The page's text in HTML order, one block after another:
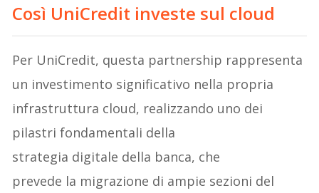
Così UniCredit investe sul cloud
Per UniCredit, questa partnership rappresenta
un investimento significativo nella propria
infrastruttura cloud, realizzando uno dei
pilastri fondamentali della
strategia digitale della banca, che
prevede la migrazione di ampie sezioni del